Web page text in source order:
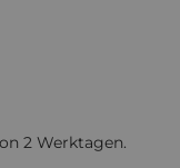
2 Werktagen.